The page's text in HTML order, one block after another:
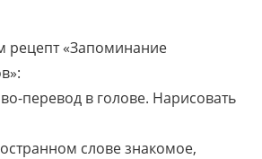
рецепт «Запоминание
перевод в голове. Нарисовать
слове знакомое,